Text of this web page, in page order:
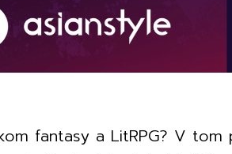
fantasy a LitRPG? V